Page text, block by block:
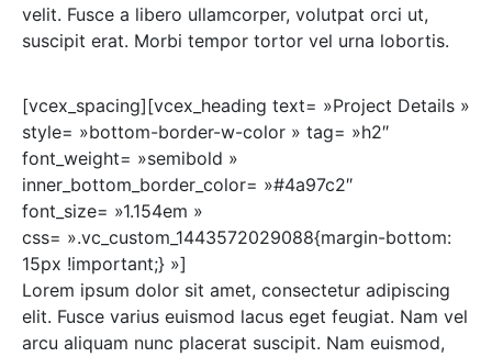
velit. Fusce a libero ullamcorper, volutpat orci ut,
suscipit erat. Morbi tempor tortor vel urna lobortis.
[vcex_spacing][vcex_heading text= »Project Details »
style= »bottom-border-w-color » tag= »h2″
font_weight= »semibold »
inner_bottom_border_color= »#4a97c2″
font_size= »1.154em »
css= ».vc_custom_1443572029088{margin-bottom:
15px !important;} »]
Lorem ipsum dolor sit amet, consectetur adipiscing
elit. Fusce varius euismod lacus eget feugiat. Nam vel
arcu aliquam nunc placerat suscipit. Nam euismod,